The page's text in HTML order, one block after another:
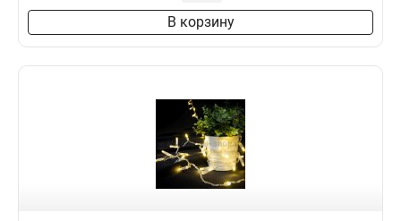
В корзину